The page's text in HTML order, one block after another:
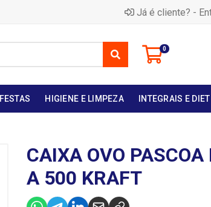
Já é cliente? -
0
FESTAS HIGIENE E LIMPEZA INTEGRAIS E DIET
CAIXA OVO
A 500 KRAFT